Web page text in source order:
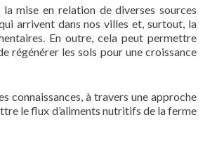
mise en relation de diverses sources
arrivent dans nos villes et, surtout, la
En outre, cela peut permettre
régénérer les sols pour une croissance
connaissances, à travers une approche
le flux d’aliments nutritifs de la ferme